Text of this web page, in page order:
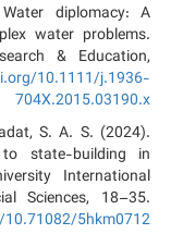
diplomacy: A
water problems.
& Education,
10.1111/j.1936-
704X.2015.03190.x
S. A. S. (2024).
state-building in
International
Sciences, 18–35.
5hkm0712